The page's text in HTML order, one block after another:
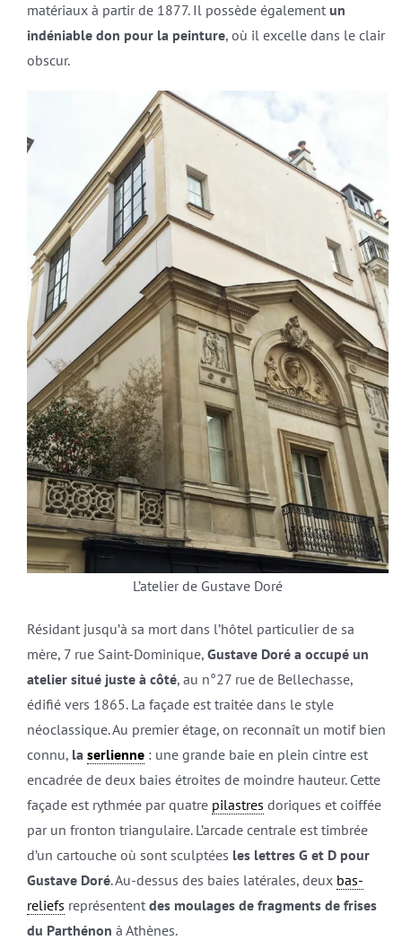
matériaux à partir de 1877. Il possède également un
indéniable don pour la peinture, où il excelle dans le clair
obscur.
L’atelier de Gustave Doré
Résidant jusqu’à sa mort dans l’hôtel particulier de sa
mère, 7 rue Saint-Dominique, Gustave Doré a occupé un
atelier situé juste à côté, au n°27 rue de Bellechasse,
édifié vers 1865. La façade est traitée dans le style
néoclassique. Au premier étage, on reconnaît un motif bien
connu, la serlienne: une grande baie en plein cintre est
encadrée de deux baies étroites de moindre hauteur. Cette
façade est rythmée par quatre pilastres doriques et coiffée
par un fronton triangulaire. L’arcade centrale est timbrée
d’un cartouche où sont sculptées les lettres G et D pour
Gustave Doré. Au-dessus des baies latérales, deux bas-
reliefs représentent des moulages de fragments de frises
du Parthénon à Athènes.